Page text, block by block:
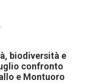
biodiversità e
confronto
e Montuoro